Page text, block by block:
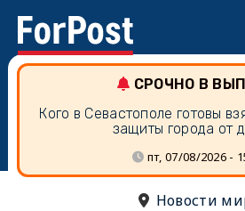
СРОЧНО В
Кого в Севастополе готовы
защиты города от
пт, 07/08/2026 -
Новости